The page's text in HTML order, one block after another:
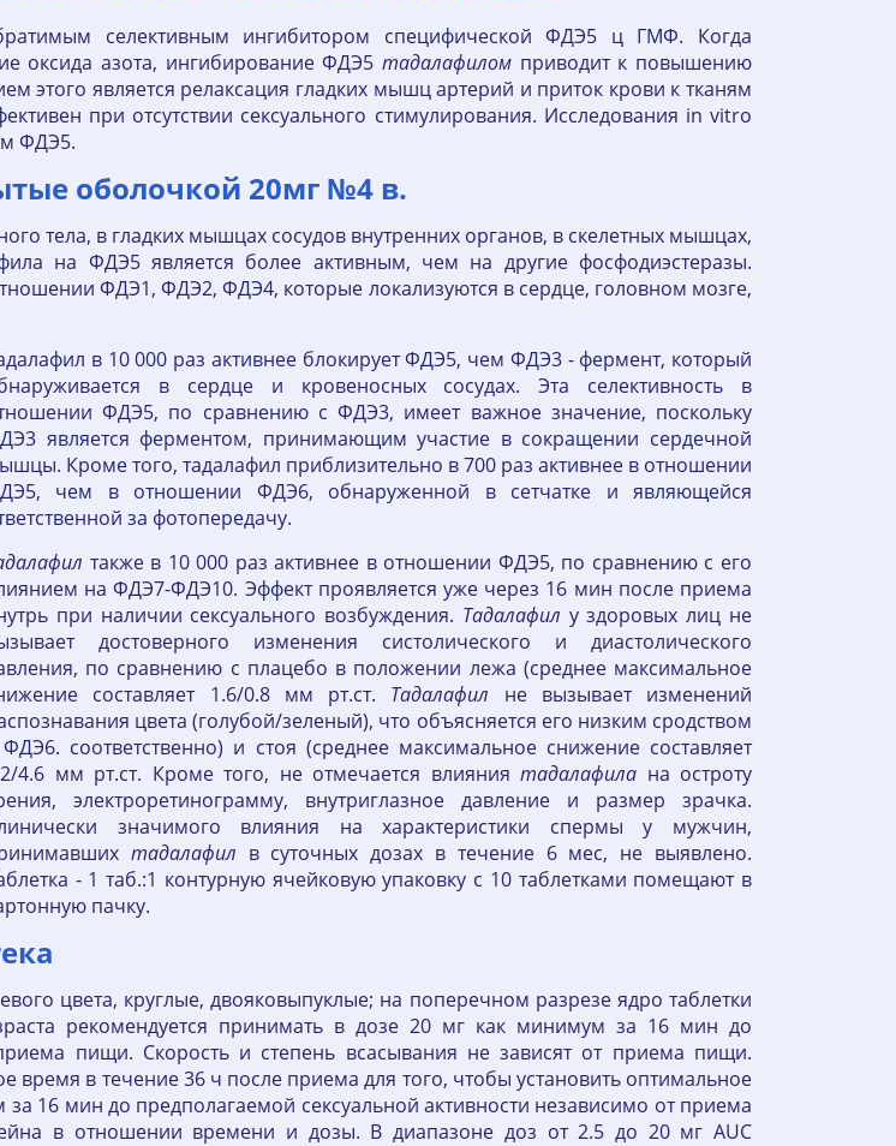
селективным ингибитором специфической ФДЭ5 ц ГМФ. Когда
оксида азота, ингибирование ФДЭ5 тадалафилом приводит к повышению
этого является релаксация гладких мышц артерий и приток крови к тканям
при отсутствии сексуального стимулирования. Исследования in vitro
ФДЭ5.
оболочкой 20мг №4 в.
тела, в гладких мышцах сосудов внутренних органов, в скелетных мышцах,
на ФДЭ5 является более активным, чем на другие фосфодиэстеразы.
ФДЭ1, ФДЭ2, ФДЭ4, которые локализуются в сердце, головном мозге,
в 10 000 раз активнее блокирует ФДЭ5, чем ФДЭ3 - фермент, который
в сердце и кровеносных сосудах. Эта селективность в
ФДЭ5, по сравнению с ФДЭ3, имеет важное значение, поскольку
является ферментом, принимающим участие в сокращении сердечной
Кроме того, тадалафил приблизительно в 700 раз активнее в отношении
чем в отношении ФДЭ6, обнаруженной в сетчатке и являющейся
за фотопередачу.
также в 10 000 раз активнее в отношении ФДЭ5, по сравнению с его
на ФДЭ7-ФДЭ10. Эффект проявляется уже через 16 мин после приема
при наличии сексуального возбуждения. Тадалафил у здоровых лиц не
достоверного изменения систолического и диастолического
по сравнению с плацебо в положении лежа (среднее максимальное
составляет 1.6/0.8 мм рт.ст. Тадалафил не вызывает изменений
цвета (голубой/зеленый), что объясняется его низким сродством
соответственно) и стоя (среднее максимальное снижение составляет
4.6 мм рт.ст. Кроме того, не отмечается влияния тадалафила на остроту
электроретинограмму, внутриглазное давление и размер зрачка.
значимого влияния на характеристики спермы у мужчин,
тадалафил в суточных дозах в течение 6 мес, не выявлено.
- 1 таб.:1 контурную ячейковую упаковку с 10 таблетками помещают в
пачку.
цвета, круглые, двояковыпуклые; на поперечном разрезе ядро таблетки
рекомендуется принимать в дозе 20 мг как минимум за 16 мин до
пищи. Скорость и степень всасывания не зависят от приема пищи.
время в течение 36 ч после приема для того, чтобы установить оптимальное
16 мин до предполагаемой сексуальной активности независимо от приема
в отношении времени и дозы. В диапазоне доз от 2.5 до 20 мг AUC